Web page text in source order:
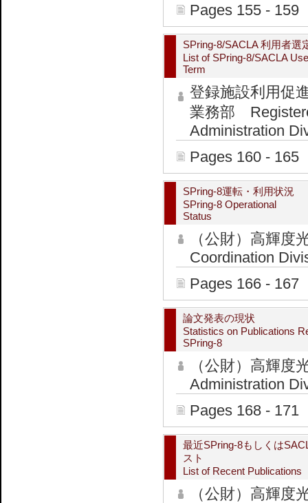
Pages 155 - 159
SPring-8/SACLA 利用者選
List of SPring-8/SACLA
Term
登録施設利用促
業務部
Administration
Pages 160 - 165
SPring-8運転・利用状況
SPring-8 Operational
Status
（公財）高輝
Coordination
Pages 166 - 167
論文発表の現状
Statistics on Publications
SPring-8
（公財）高輝
Administration
Pages 168 - 171
最近SPring-8もしくは
スト
List of Recent Publications
（公財）高輝